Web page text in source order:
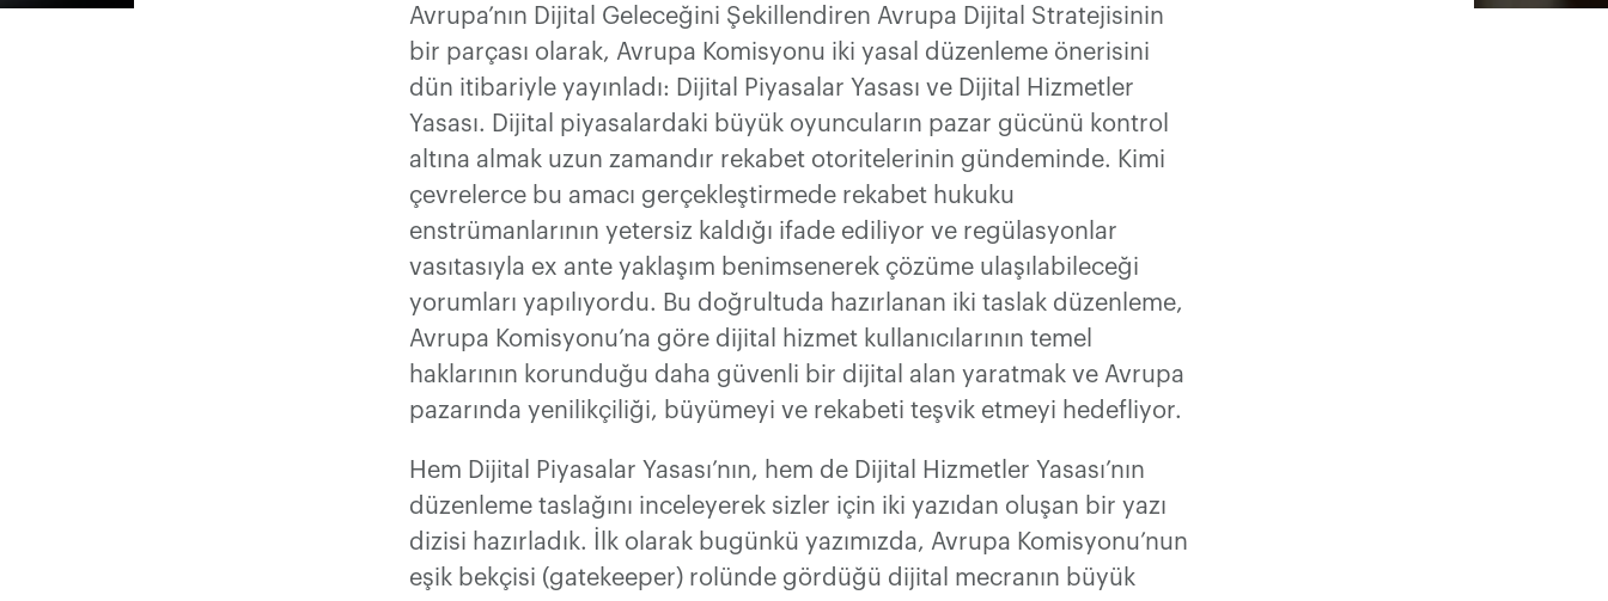
Avrupa’nın Dijital Geleceğini Şekillendiren Avrupa Dijital Stratejisinin
bir parçası olarak, Avrupa Komisyonu iki yasal düzenleme önerisini
dün itibariyle yayınladı: Dijital Piyasalar Yasası ve Dijital Hizmetler
Yasası. Dijital piyasalardaki büyük oyuncuların pazar gücünü kontrol
altına almak uzun zamandır rekabet otoritelerinin gündeminde. Kimi
çevrelerce bu amacı gerçekleştirmede rekabet hukuku
enstrümanlarının yetersiz kaldığı ifade ediliyor ve regülasyonlar
vasıtasıyla ex ante yaklaşım benimsenerek çözüme ulaşılabileceği
yorumları yapılıyordu. Bu doğrultuda hazırlanan iki taslak düzenleme,
Avrupa Komisyonu’na göre dijital hizmet kullanıcılarının temel
haklarının korunduğu daha güvenli bir dijital alan yaratmak ve Avrupa
pazarında yenilikçiliği, büyümeyi ve rekabeti teşvik etmeyi hedefliyor.
Hem Dijital Piyasalar Yasası’nın, hem de Dijital Hizmetler Yasası’nın
düzenleme taslağını inceleyerek sizler için iki yazıdan oluşan bir yazı
dizisi hazırladık. İlk olarak bugünkü yazımızda, Avrupa Komisyonu’nun
eşik bekçisi (gatekeeper) rolünde gördüğü dijital mecranın büyük